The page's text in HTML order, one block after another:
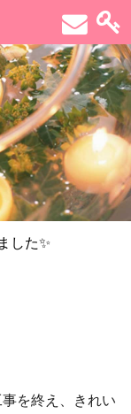
した✨
を終え、きれい